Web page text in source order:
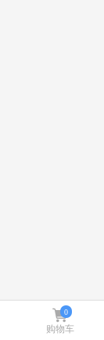
0
购物车